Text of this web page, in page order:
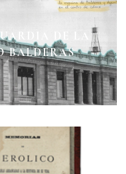
DE LA
BALDERAS
LA NUEVA
INVISIBLE
LAS ÚLTIMAS